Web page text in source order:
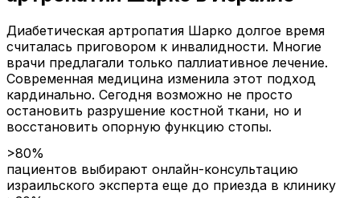
Диабетическая артропатия Шарко долгое время
считалась приговором к инвалидности. Многие
врачи предлагали только паллиативное лечение.
Современная медицина изменила этот подход
кардинально. Сегодня возможно не просто
остановить разрушение костной ткани, но и
восстановить опорную функцию стопы.
>80%
пациентов выбирают онлайн-консультацию
израильского эксперта еще до приезда в клинику